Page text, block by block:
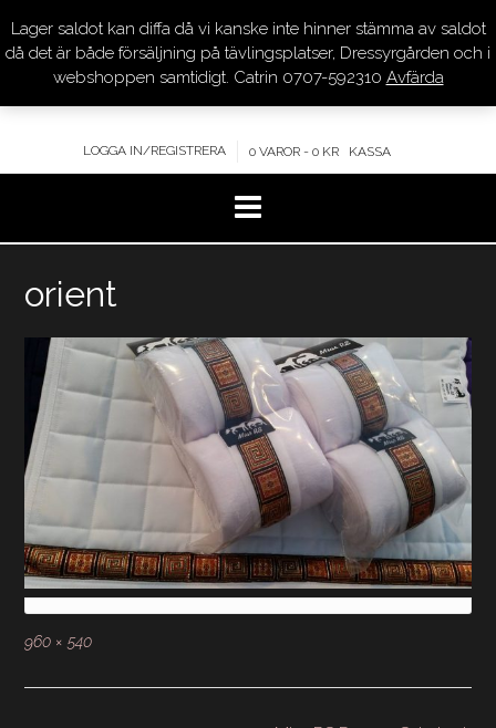
innehåll
DRESSYR.COM
KVALITET – KOMPETENS – SERVICE
LOGGA IN/REGISTRERA 0 VAROR - 0 KR KASSA
orient
Full
960 × 540
Lager saldot kan diffa då vi kanske inte hinner stämma av saldot
då det är både försäljning på tävlingsplatser, Dressyrgården och i
webshoppen samtidigt. Catrin 0707-592310 Avfärda